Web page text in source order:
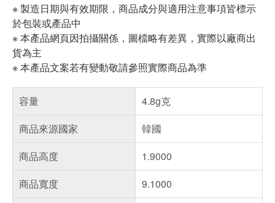
※ 製造日期與有效期限，商品成分與適用注意事項皆標示
於包裝或產品中
※ 本產品網頁因拍攝關係，圖檔略有差異，實際以廠商出
貨為主
※ 本產品文案若有變動敬請參照實際商品為準
容量
4.8g克
商品來源國家
韓國
商品高度
1.9000
商品寬度
9.1000